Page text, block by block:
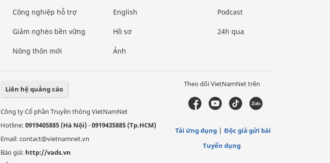
Công nghiệp hỗ trợ
Giảm nghèo bền vững
Nông thôn mới
English
Hồ sơ
Ảnh
Podcast
24h qua
Liên hệ quảng cáo
Công ty Cổ phần Truyền thông VietNamNet
Hotline: 0919405885 (Hà Nội)-0919435885 (Tp.HCM)
Email: contact@vietnamnet.vn
Báo giá: http://vads.vn
Theo dõi VietNamNet trên
Tải ứng dụng
Độc giả gửi bài
Tuyển dụng